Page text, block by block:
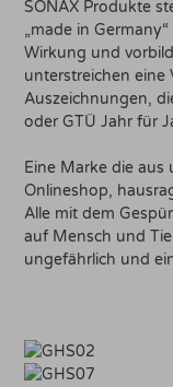
SONAX Produkte
„made in
Wirkung und
unterstreichen eine
Auszeichnungen,
oder GTÜ Jahr für
Eine Marke die aus
Onlineshop,
Alle mit dem
auf Mensch und
ungefährlich und